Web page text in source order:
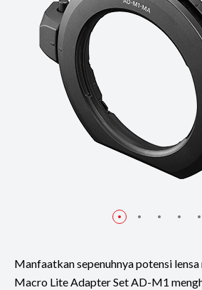
Manfaatkan sepenuhnya potensi lensa
Macro Lite Adapter Set AD-M1